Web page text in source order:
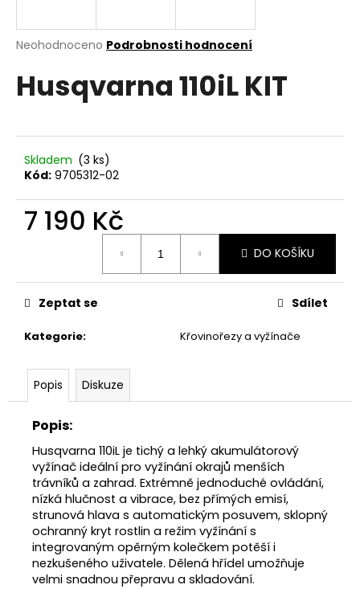
Průměrné
produktu
je
5
hvězdiček.
Neohodnoceno Podrobnosti hodnocení
Husqvarna 110iL KIT
Skladem (3 ks)
Kód: 9705312-02
7 190 Kč
DO KOŠÍKU
Kategorie: Křovinořezy a vyžínače
Zeptat se Sdílet
Popis Diskuze
Popis:
Husqvarna 110iL je tichý a lehký akumulátorový
vyžínač ideální pro vyžínání okrajů menších
trávníků a zahrad. Extrémně jednoduché ovládání,
nízká hlučnost a vibrace, bez přímých emisí,
strunová hlava s automatickým posuvem, sklopný
ochranný kryt rostlin a režim vyžínání s
integrovaným opěrným kolečkem potěší i
nezkušeného uživatele. Dělená hřídel umožňuje
velmi snadnou přepravu a skladování.
j
t
?
o
u
j
STIHL
MS
CARVING
11462000059